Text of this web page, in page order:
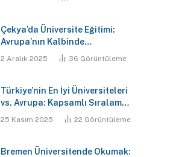
Çekya’da Üniversite Eğitimi:
Avrupa’nın Kalbinde
Geleceğinizi Şekillendirin
2 Aralık 2025 36 Görüntüleme
Türkiye’nin En İyi Üniversiteleri
vs. Avrupa: Kapsamlı Sıralama,
Maliyet ve Gelecek Analizi
25 Kasım 2025 22 Görüntüleme
Bremen Üniversitende Okumak: